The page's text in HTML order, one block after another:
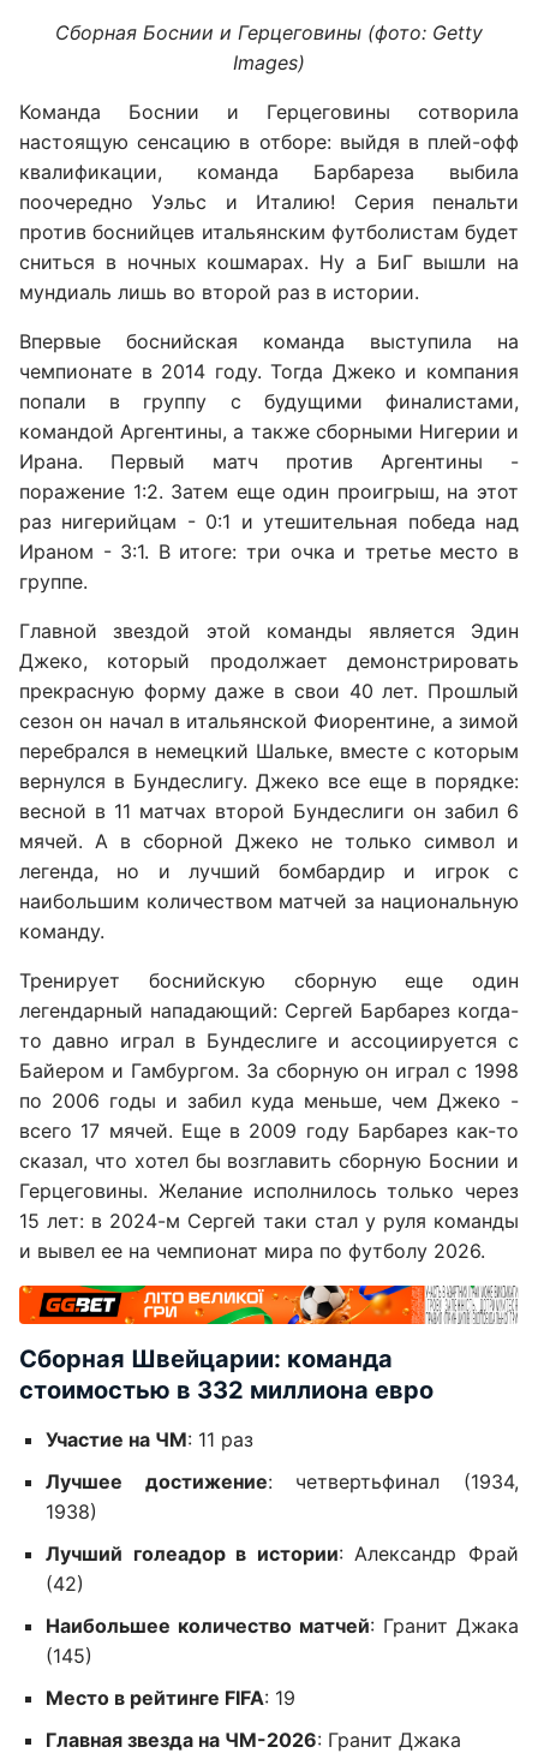
Сборная Боснии и Герцеговины (фото: Getty
Images)
Команда Боснии и Герцеговины сотворила
настоящую сенсацию в отборе: выйдя в плей-офф
квалификации, команда Барбареза выбила
поочередно Уэльс и Италию! Серия пенальти
против боснийцев итальянским футболистам будет
сниться в ночных кошмарах. Ну а БиГ вышли на
мундиаль лишь во второй раз в истории.
Впервые боснийская команда выступила на
чемпионате в 2014 году. Тогда Джеко и компания
попали в группу с будущими финалистами,
командой Аргентины, а также сборными Нигерии и
Ирана. Первый матч против Аргентины -
поражение 1:2. Затем еще один проигрыш, на этот
раз нигерийцам - 0:1 и утешительная победа над
Ираном - 3:1. В итоге: три очка и третье место в
группе.
Главной звездой этой команды является Эдин
Джеко, который продолжает демонстрировать
прекрасную форму даже в свои 40 лет. Прошлый
сезон он начал в итальянской Фиорентине, а зимой
перебрался в немецкий Шальке, вместе с которым
вернулся в Бундеслигу. Джеко все еще в порядке:
весной в 11 матчах второй Бундеслиги он забил 6
мячей. А в сборной Джеко не только символ и
легенда, но и лучший бомбардир и игрок с
наибольшим количеством матчей за национальную
команду.
Тренирует боснийскую сборную еще один
легендарный нападающий: Сергей Барбарез когда-
то давно играл в Бундеслиге и ассоциируется с
Байером и Гамбургом. За сборную он играл с 1998
по 2006 годы и забил куда меньше, чем Джеко -
всего 17 мячей. Еще в 2009 году Барбарез как-то
сказал, что хотел бы возглавить сборную Боснии и
Герцеговины. Желание исполнилось только через
15 лет: в 2024-м Сергей таки стал у руля команды
и вывел ее на чемпионат мира по футболу 2026.
Сборная Швейцарии: команда
стоимостью в 332 миллиона евро
Участие на ЧМ: 11 раз
Лучшее достижение: четвертьфинал (1934,
1938)
Лучший голеадор в истории: Александр Фрай
(42)
Наибольшее количество матчей: Гранит Джака
(145)
Место в рейтинге FIFA: 19
Главная звезда на ЧМ-2026: Гранит Джака